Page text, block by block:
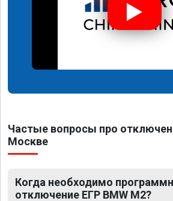
Частые вопросы про
Москве
Когда необходимо
отключение ЕГР BMW M2?